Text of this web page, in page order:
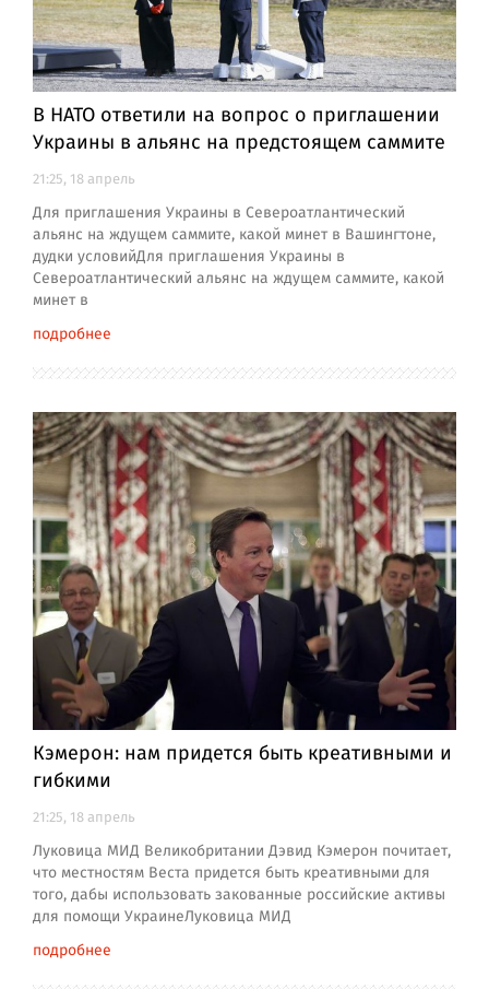
В НАТО ответили на вопрос о приглашении
Украины в альянс на предстоящем саммите
21:25, 18 апрель
Для приглашения Украины в Североатлантический
альянс на ждущем саммите, какой минет в Вашингтоне,
дудки условийДля приглашения Украины в
Североатлантический альянс на ждущем саммите, какой
минет в
подробнее
Кэмерон: нам придется быть креативными и
гибкими
21:25, 18 апрель
Луковица МИД Великобритании Дэвид Кэмерон почитает,
что местностям Веста придется быть креативными для
того, дабы использовать закованные российские активы
для помощи УкраинеЛуковица МИД
подробнее